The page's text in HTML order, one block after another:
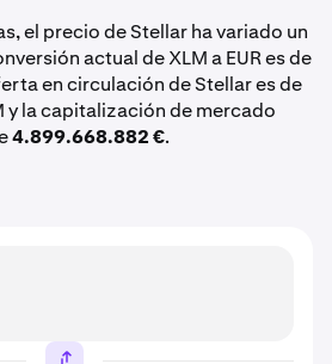
el precio de Stellar ha variado un
actual de XLM a EUR es de
en circulación de Stellar es de
la capitalización de mercado
4.899.668.882 €.